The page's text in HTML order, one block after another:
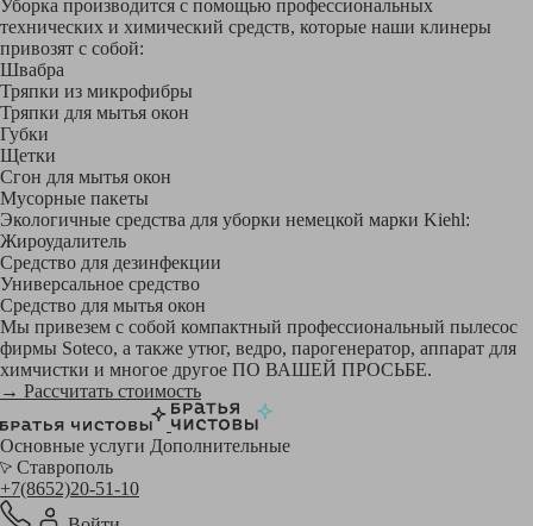
Уборка производится с помощью профессиональных
технических и химический средств, которые наши клинеры
привозят с собой:
Швабра
Тряпки из микрофибры
Тряпки для мытья окон
Губки
Щетки
Сгон для мытья окон
Мусорные пакеты
Экологичные средства для уборки немецкой марки Kiehl:
Жироудалитель
Средство для дезинфекции
Универсальное средство
Средство для мытья окон
Мы привезем с собой компактный профессиональный пылесос
фирмы Soteco, а также утюг, ведро, парогенератор, аппарат для
химчистки и многое другое ПО ВАШЕЙ ПРОСЬБЕ.
→ Рассчитать стоимость
Основные услуги Дополнительные
Ставрополь
+7(8652)20-51-10